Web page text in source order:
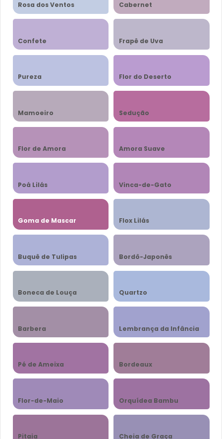
Rosa dos Ventos Cabernet
Confete Frapê de Uva
Pureza Flor do Deserto
Mamoeiro Sedução
Flor de Amora Amora Suave
Poá Lilás Vinca-de-Gato
Goma de Mascar Flox Lilás
Buquê de Tulipas Bordô-Japonês
Boneca de Louça Quartzo
Barbera Lembrança da Infância
Pé de Ameixa Bordeaux
Flor-de-Maio Orquídea Bambu
Pitaia Cheia de Graça